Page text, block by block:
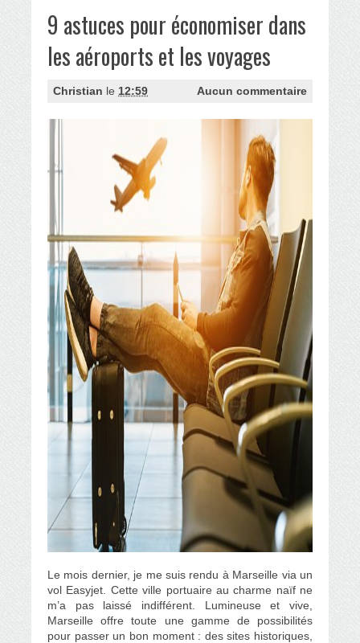
9 astuces pour économiser dans
les aéroports et les voyages
Christian le 12:59 Aucun commentaire
Le mois dernier, je me suis rendu à Marseille via un
vol Easyjet. Cette ville portuaire au charme naïf ne
m’a pas laissé indifférent. Lumineuse et vive,
Marseille offre toute une gamme de possibilités
pour passer un bon moment : des sites historiques,